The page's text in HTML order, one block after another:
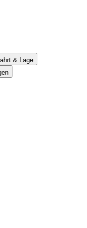
& Lage